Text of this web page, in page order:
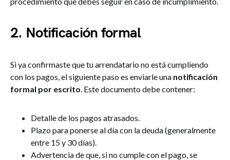
2. Notificación formal
Si ya confirmaste que tu arrendatario no está cumpliendo
con los pagos, el siguiente paso es enviarle una notificación
formal por escrito. Este documento debe contener:
Detalle de los pagos atrasados.
Plazo para ponerse al día con la deuda (generalmente
entre 15 y 30 días).
Advertencia de que, si no cumple con el pago, se